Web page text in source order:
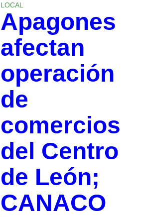
LOCAL
Apagones
afectan
operación
de
comercios
del Centro
de León;
CANACO